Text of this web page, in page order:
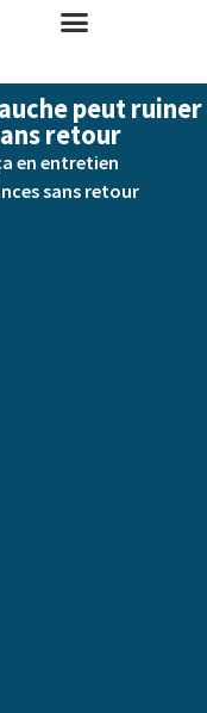
peut ruiner
retour
en entretien
sans retour